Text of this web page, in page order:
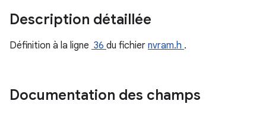
Description détaillée
Définition à la ligne 36 du fichier nvram.h .
Documentation des champs